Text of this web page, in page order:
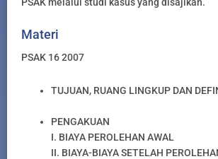
Materi
PSAK 16 2007
TUJUAN, RUANG LINGKUP DAN
PENGAKUAN
I. BIAYA PEROLEHAN AWAL
II. BIAYA-BIAYA SETELAH